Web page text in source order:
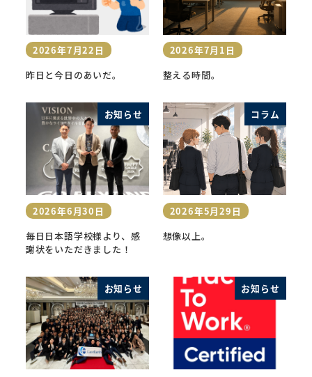
昨日と今日のあいだ。
投稿日
2026年7月22日
整える時間。
投稿日
2026年7月1日
お知らせ
毎日日本語学校様より、感
謝状をいただきました！
投稿日
2026年6月30日
コラム
想像以上。
投稿日
2026年5月29日
お知らせ お知らせ